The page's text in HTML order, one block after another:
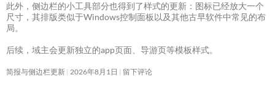
此外，侧边栏的小工具部分也得到了样式的更新：图标已经放大一个
尺寸，其排版类似于Windows控制面板以及其他古早软件中常见的布
局。
后续，域主会更新独立的app页面、导游页等模板样式。
简报与侧边栏更新 2026年8月1日 留下评论